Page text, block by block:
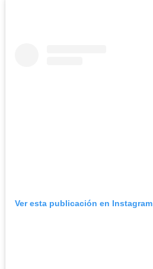
Ver esta publicación en Instagram